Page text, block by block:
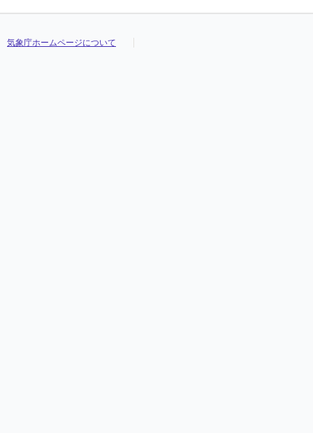
気象庁ホームページについて